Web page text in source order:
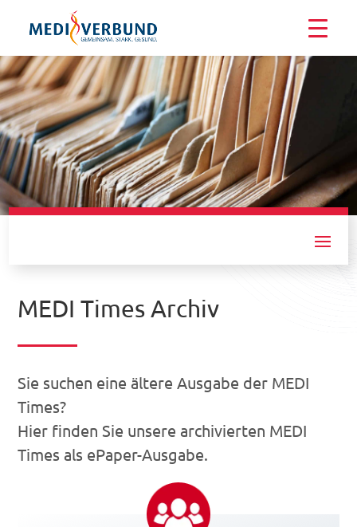
MEDI Times Archiv
Sie suchen eine ältere Ausgabe der MEDI
Times?
Hier finden Sie unsere archivierten MEDI
Times als ePaper-Ausgabe.